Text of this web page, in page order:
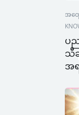
အထွ
ပ
သီ
အရ